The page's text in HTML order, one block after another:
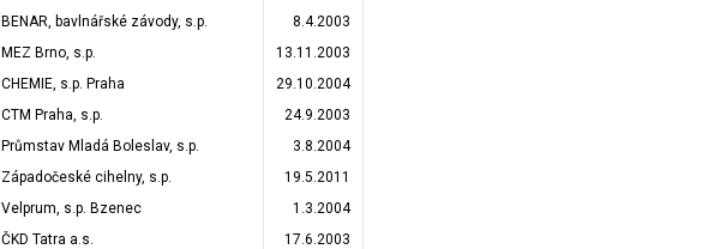
BENAR, bavlnářské závody, s.p.
8.4.2003
MEZ Brno, s.p.
13.11.2003
CHEMIE, s.p. Praha
29.10.2004
CTM Praha, s.p.
24.9.2003
Průmstav Mladá Boleslav, s.p.
3.8.2004
Západočeské cihelny, s.p.
19.5.2011
Velprum, s.p. Bzenec
1.3.2004
ČKD Tatra a.s.
17.6.2003